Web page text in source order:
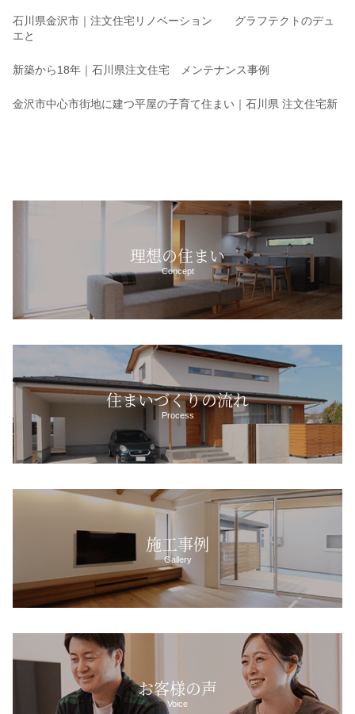
石川県金沢市｜注文住宅リノベーション グラフテクトのデュ
エと
新築から18年｜石川県注文住宅 メンテナンス事例
金沢市中心市街地に建つ平屋の子育て住まい｜石川県 注文住宅新
理想の住まい
Concept
住まいづくりの流れ
Process
施工事例
Gallery
お客様の声
Voice